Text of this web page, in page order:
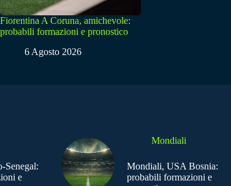
Fiorentina A Coruna, amichevole:
probabili formazioni e pronostico
6 Agosto 2026
Senegal:
e
Mondiali
Mondiali, USA Bosnia:
probabili formazioni e